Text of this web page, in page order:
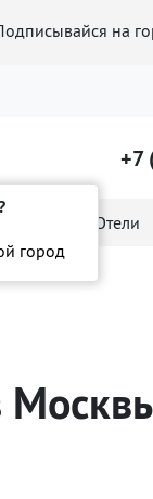
на
город
+7
Отели